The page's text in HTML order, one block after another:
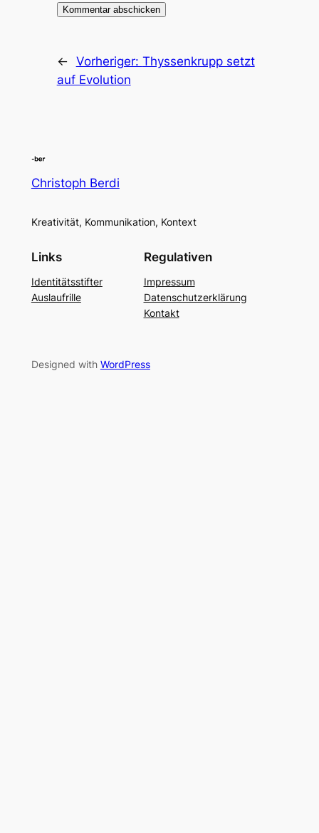
← Vorheriger: Thyssenkrupp setzt
auf Evolution
Christoph Berdi
Kreativität, Kommunikation, Kontext
Links
Identitätsstifter
Auslaufrille
Regulativen
Impressum
Datenschutzerklärung
Kontakt
Designed with WordPress